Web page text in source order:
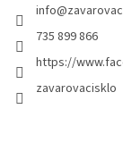
info@
735 899 866
https://
zavarovacisklo